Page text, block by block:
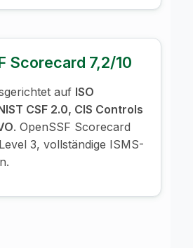
Scorecard 7,2/10
auf ISO
CSF 2.0, CIS Controls
. OpenSSF Scorecard
3, vollständige ISMS-